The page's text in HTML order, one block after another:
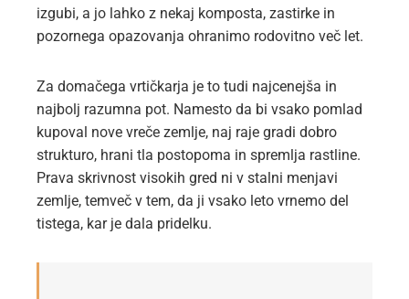
izgubi, a jo lahko z nekaj komposta, zastirke in
pozornega opazovanja ohranimo rodovitno več let.
Za domačega vrtičkarja je to tudi najcenejša in
najbolj razumna pot. Namesto da bi vsako pomlad
kupoval nove vreče zemlje, naj raje gradi dobro
strukturo, hrani tla postopoma in spremlja rastline.
Prava skrivnost visokih gred ni v stalni menjavi
zemlje, temveč v tem, da ji vsako leto vrnemo del
tistega, kar je dala pridelku.